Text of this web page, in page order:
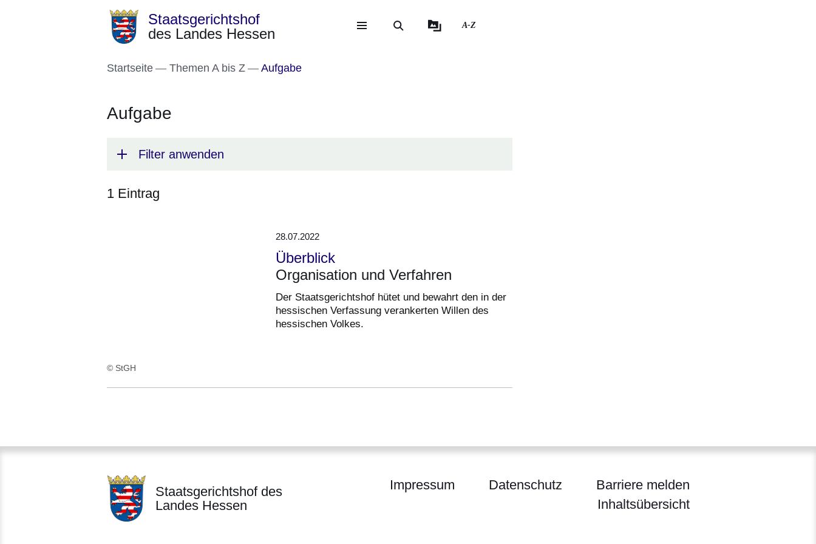
Direkt zum Kopf der Seite
Direkt zum Inhalt
Direkt zum Fuß der Seite
Staatsgerichtshof
des Landes Hessen
A-Z
Startseite Themen A bis Z Aufgabe
Aufgabe
Filter anwenden
1 Eintrag
© StGH
28.07.2022
Überblick
Organisation und Verfahren
Der Staatsgerichtshof hütet und bewahrt den in der
hessischen Verfassung verankerten Willen des
hessischen Volkes.
Staatsgerichtshof des
Landes Hessen
Impressum Datenschutz
Barriere melden
Inhaltsübersicht